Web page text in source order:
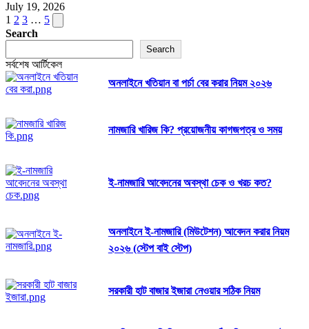
July 19, 2026
Posts
pagination
1 2 3 … 5 Next
page
Search
Search
সর্বশেষ আর্টিকেল
অনলাইনে খতিয়ান বা পর্চা বের করার নিয়ম ২০২৬
নামজারি খারিজ কি? প্রয়োজনীয় কাগজপত্র ও সময়
ই-নামজারি আবেদনের অবস্থা চেক ও খরচ কত?
অনলাইনে ই-নামজারি (মিউটেশন) আবেদন করার নিয়ম
২০২৬ (স্টেপ বাই স্টেপ)
সরকারী হাট বাজার ইজারা নেওয়ার সঠিক নিয়ম